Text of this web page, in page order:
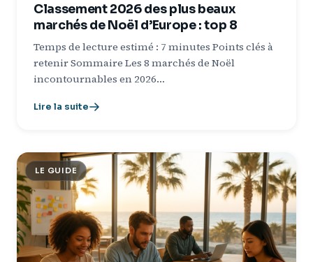
Classement 2026 des plus beaux
marchés de Noël d’Europe : top 8
Temps de lecture estimé : 7 minutes Points clés à
retenir Sommaire Les 8 marchés de Noël
incontournables en 2026…
Lire la suite
LE GUIDE